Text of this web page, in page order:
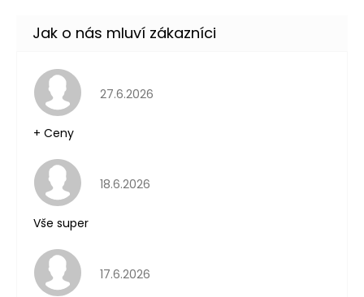
Hodnocení obchodu je 5 z 5 hvězdiček.
27.6.2026
+ Ceny
Hodnocení obchodu je 5 z 5 hvězdiček.
18.6.2026
Vše super
Hodnocení obchodu je 5 z 5 hvězdiček.
17.6.2026